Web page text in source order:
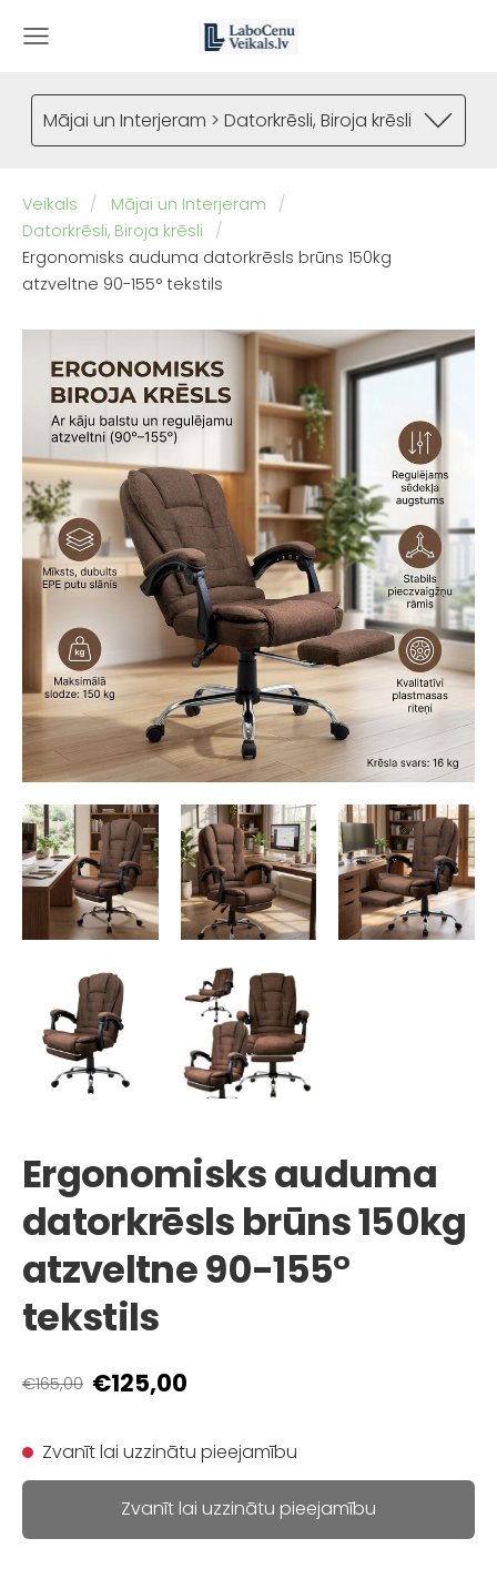
Mājai un Interjeram > Datorkrēsli, Biroja krēsli
Veikals
Mājai un Interjeram
Datorkrēsli, Biroja krēsli
Ergonomisks auduma datorkrēsls brūns 150kg
atzveltne 90-155° tekstils
Ergonomisks auduma
datorkrēsls brūns 150kg
atzveltne 90-155°
tekstils
€165,00 €125,00
Zvanīt lai uzzinātu pieejamību
Zvanīt lai uzzinātu pieejamību